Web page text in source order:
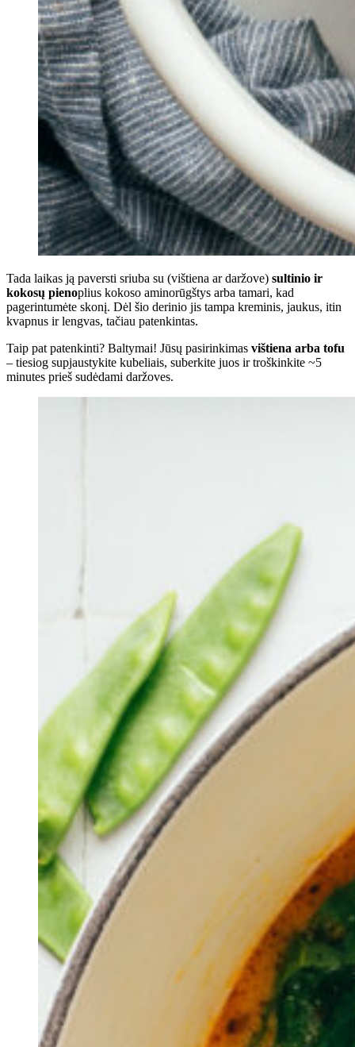
Tada laikas ją paversti sriuba su (vištiena ar daržove) sultinio ir
kokosų pienoplius kokoso aminorūgštys arba tamari, kad
pagerintumėte skonį. Dėl šio derinio jis tampa kreminis, jaukus, itin
kvapnus ir lengvas, tačiau patenkintas.
Taip pat patenkinti? Baltymai! Jūsų pasirinkimas vištiena arba tofu
– tiesiog supjaustykite kubeliais, suberkite juos ir troškinkite ~5
minutes prieš sudėdami daržoves.